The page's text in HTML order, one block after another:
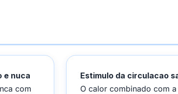
e nuca
com
Estimulo da circulacao
O calor combinado com a